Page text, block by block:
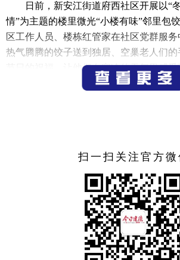
日前，新安江街道府西社区开展以“
情”为主题的楼里微光“小楼有味”邻里包
区工作人员、楼栋红管家在社区党群服
热气腾腾的饺子送到独居、空巢老人们
节日的祝福，让他们在寒冷的天气里感受
（记者 宁文武 通讯员 郑淑萍）
扫一扫关注官方微